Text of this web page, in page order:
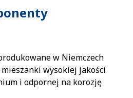
w Niemczech
wysokiej jakości
i odpornej na korozję